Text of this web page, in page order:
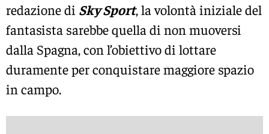
redazione di Sky Sport, la volontà iniziale del
fantasista sarebbe quella di non muoversi
dalla Spagna, con l’obiettivo di lottare
duramente per conquistare maggiore spazio
in campo.